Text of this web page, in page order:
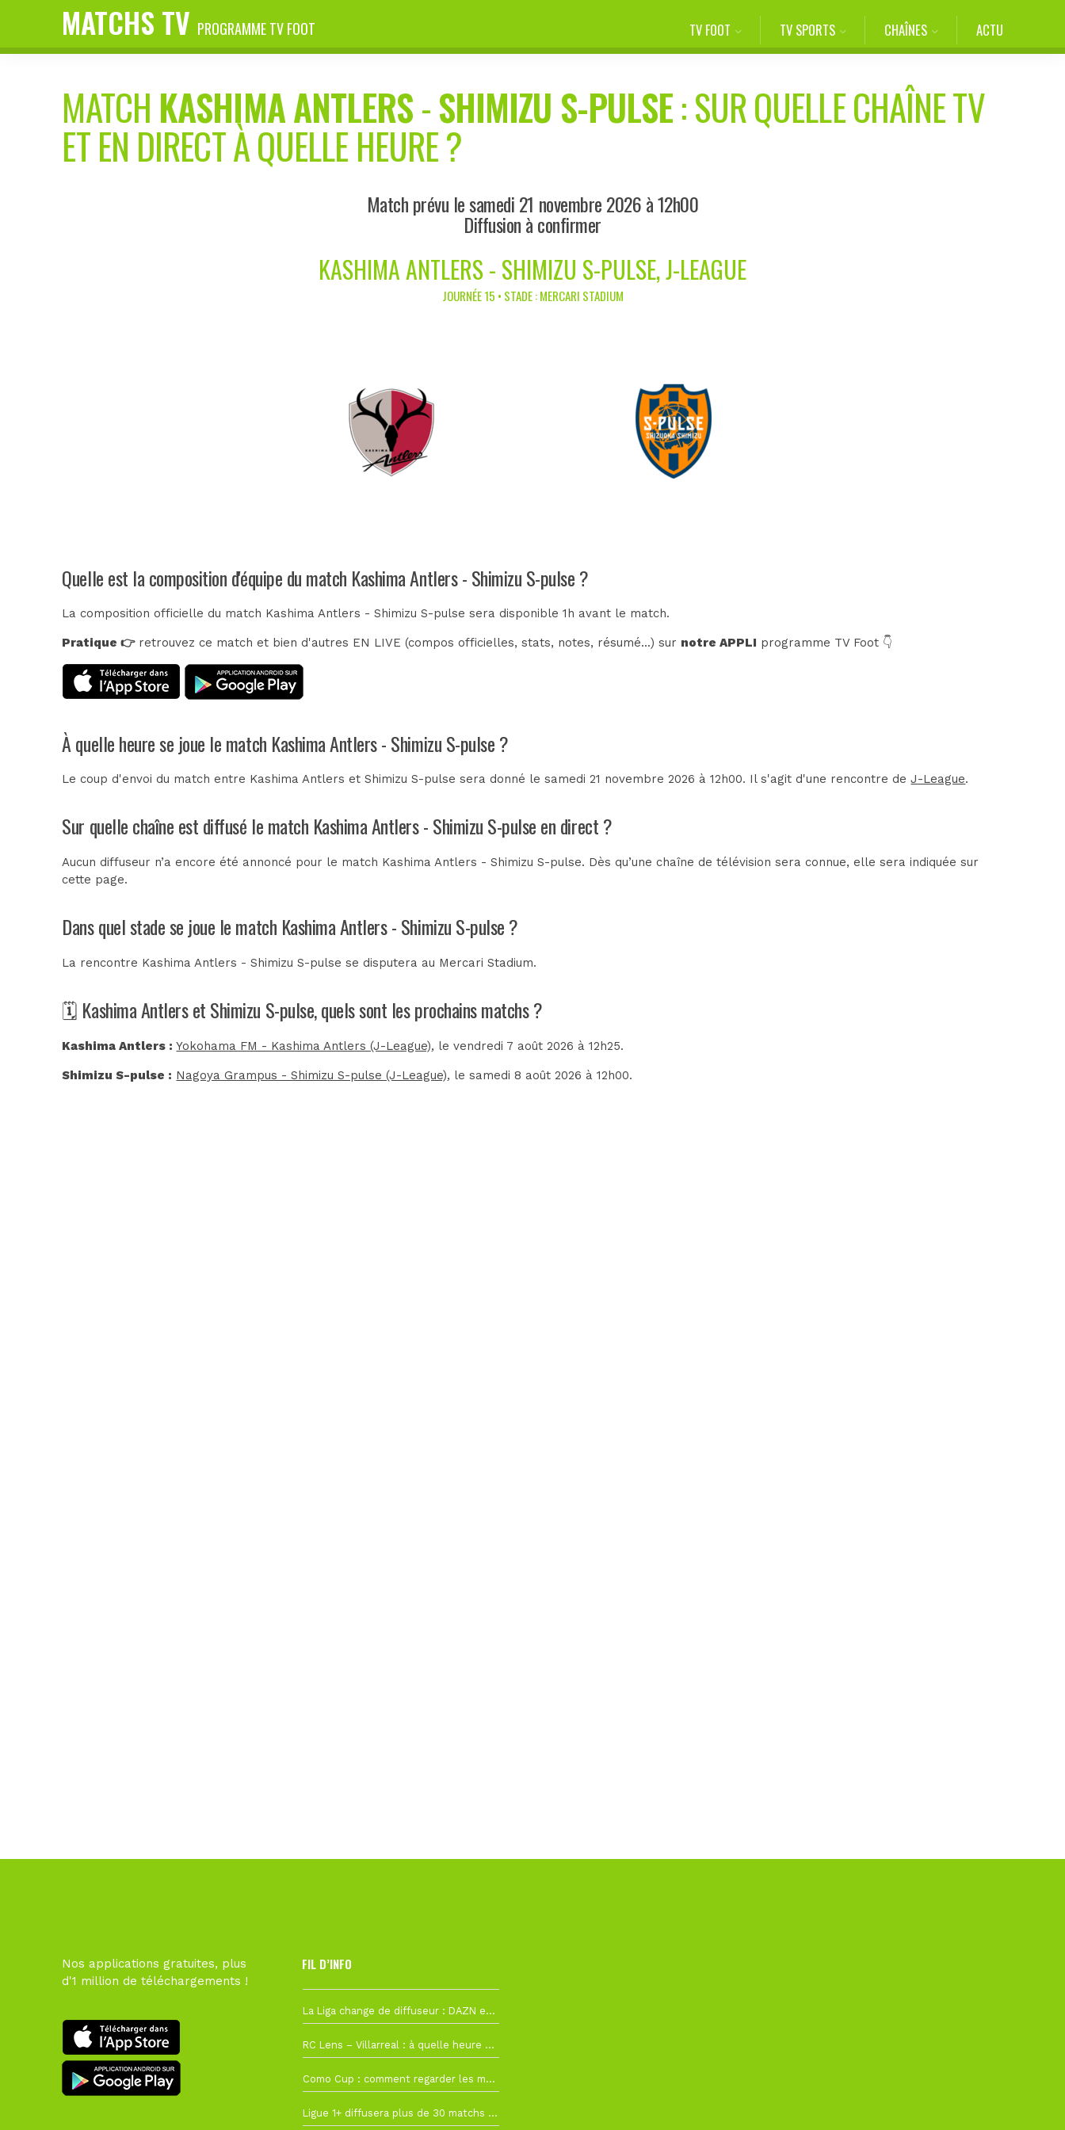
MATCHS TV PROGRAMME TV FOOT TV FOOT TV SPORTS CHAÎNES ACTU
MATCH KASHIMA ANTLERS-SHIMIZU S-PULSE: SUR QUELLE CHAÎNE TV
ET EN DIRECT À QUELLE HEURE ?
Match prévu le samedi 21 novembre 2026 à 12h00
Diffusion à confirmer
KASHIMA ANTLERS - SHIMIZU S-PULSE, J-LEAGUE
JOURNÉE 15 • STADE : MERCARI STADIUM
Quelle est la composition d'équipe du match Kashima Antlers - Shimizu S-pulse ?
La composition officielle du match Kashima Antlers - Shimizu S-pulse sera disponible 1h avant le match.
Pratique 👉retrouvez ce match et bien d'autres EN LIVE (compos officielles, stats, notes, résumé...) sur notre APPLI programme TV Foot 👇
À quelle heure se joue le match Kashima Antlers - Shimizu S-pulse ?
Le coup d'envoi du match entre Kashima Antlers et Shimizu S-pulse sera donné le samedi 21 novembre 2026 à 12h00. Il s'agit d'une rencontre deJ-League.
Sur quelle chaîne est diffusé le match Kashima Antlers - Shimizu S-pulse en direct ?
Aucun diffuseur n’a encore été annoncé pour le match Kashima Antlers - Shimizu S-pulse. Dès qu’une chaîne de télévision sera connue, elle sera indiquée sur
cette page.
Dans quel stade se joue le match Kashima Antlers - Shimizu S-pulse ?
La rencontre Kashima Antlers - Shimizu S-pulse se disputera au Mercari Stadium.
🗓️ Kashima Antlers et Shimizu S-pulse, quels sont les prochains matchs ?
Kashima Antlers : Yokohama FM - Kashima Antlers (J-League), le vendredi 7 août 2026 à 12h25.
Shimizu S-pulse : Nagoya Grampus - Shimizu S-pulse (J-League), le samedi 8 août 2026 à 12h00.
Nos applications gratuites, plus
d'1 million de téléchargements !
FIL D’INFO
La Liga change de diffuseur : DAZN et Disney+ remplacent beIN Sports !
RC Lens – Villarreal : à quelle heure et sur quelle chaîne voir la finale de la Como Cup ?
Como Cup : comment regarder les matchs du RC Lens en direct ?
Ligue 1+ diffusera plus de 30 matchs amicaux avant la reprise de la Ligue 1